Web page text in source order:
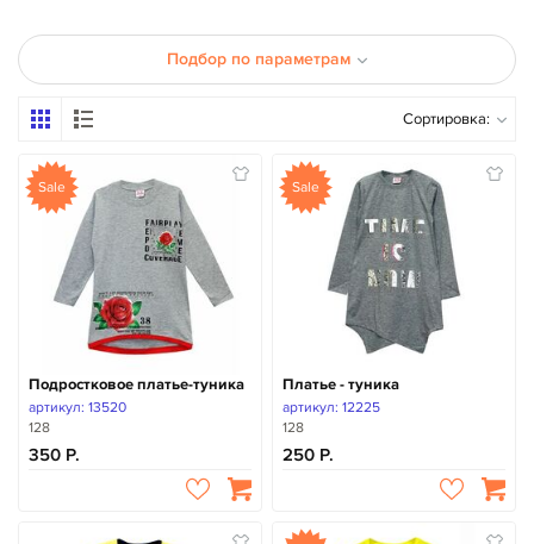
Подбор по параметрам
Сортировка:
Sale
Подростковое платье-туника
артикул: 13520
128
350
Sale
Платье - туника
артикул: 12225
128
250